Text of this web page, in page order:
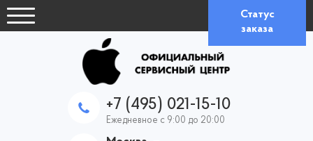
Статус
заказа
+7 (495) 021-15-10
Ежедневное с 9:00 до 20:00